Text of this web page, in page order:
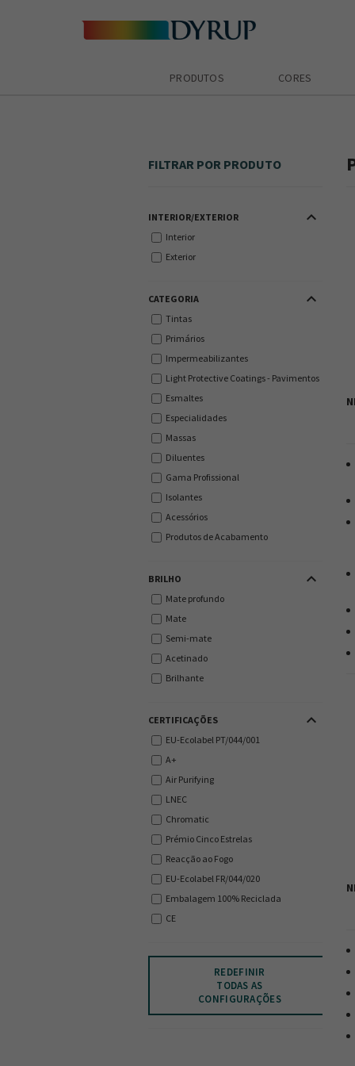
PRODUTOS CORES
FILTRAR POR PRODUTO
INTERIOR/EXTERIOR keyboard_arrow_up
Interior
Exterior
CATEGORIA keyboard_arrow_up
Tintas
Primários
Impermeabilizantes
Light Protective Coatings - Pavimentos
Esmaltes
Especialidades
Massas
Diluentes
Gama Profissional
Isolantes
Acessórios
Produtos de Acabamento
BRILHO keyboard_arrow_up
Mate profundo
Mate
Semi-mate
Acetinado
Brilhante
CERTIFICAÇÕES keyboard_arrow_up
EU-Ecolabel PT/044/001
A+
Air Purifying
LNEC
Chromatic
Prémio Cinco Estrelas
Reacção ao Fogo
EU-Ecolabel FR/044/020
Embalagem 100% Reciclada
CE
REDEFINIR
TODAS AS
CONFIGURAÇÕES